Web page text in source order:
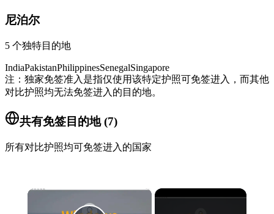
尼泊尔
5 个独特目的地
IndiaPakistanPhilippinesSenegalSingapore
注：独家免签准入是指仅使用该特定护照可免签进入，而其他
对比护照均无法免签进入的目的地。
共有免签目的地(7)
所有对比护照均可免签进入的国家
×